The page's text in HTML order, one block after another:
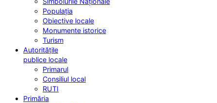
Populația
Obiective locale
Monumente istorice
Turism
Autoritățile
publice locale
Primarul
Consiliul local
RUTI
Primăria